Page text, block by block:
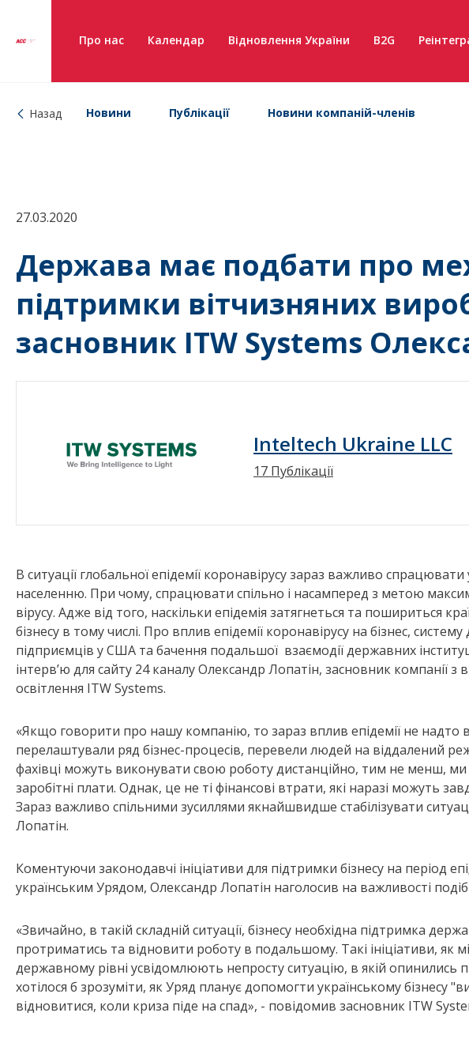
Про нас Календар Відновлення України B2G
Назад Новини Публікації Новини компаній-членів
27.03.2020
Держава має подбати про
підтримки вітчизняних
засновник ITW Systems
Inteltech Ukraine LLC
17 Публікації
В ситуації глобальної епідемії коронавірусу зараз важливо спрацювати
населенню. При чому, спрацювати спільно і насамперед з метою
вірусу. Адже від того, наскільки епідемія затягнеться та пошириться
бізнесу в тому числі. Про вплив епідемії коронавірусу на бізнес,
підприємців у США та бачення подальшої взаємодії державних
інтерв’ю для сайту 24 каналу Олександр Лопатін, засновник компанії з
освітлення ITW Systems.
«Якщо говорити про нашу компанію, то зараз вплив епідемії не надто
перелаштували ряд бізнес-процесів, перевели людей на віддалений
фахівці можуть виконувати свою роботу дистанційно, тим не менш,
заробітні плати. Однак, це не ті фінансові втрати, які наразі можуть
Зараз важливо спільними зусиллями якнайшвидше стабілізувати
Лопатін.
Коментуючи законодавчі ініціативи для підтримки бізнесу на період
українським Урядом, Олександр Лопатін наголосив на важливості
«Звичайно, в такій складній ситуації, бізнесу необхідна підтримка
протриматись та відновити роботу в подальшому. Такі ініціативи, як
державному рівні усвідомлюють непросту ситуацію, в якій опинились
хотілося б зрозуміти, як Уряд планує допомогти українському бізнесу
відновитися, коли криза піде на спад», - повідомив засновник ITW